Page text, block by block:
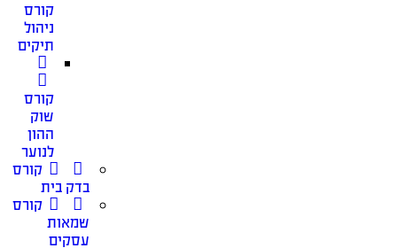
קורס
ניהול
תיקים
קורס
שוק
ההון
לנוער
קורס
בדק בית
קורס
שמאות
עסקים